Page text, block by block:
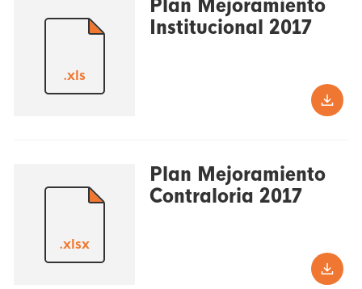
.xls
Plan Mejoramiento
Institucional 2017
.xlsx
Plan Mejoramiento
Contraloria 2017